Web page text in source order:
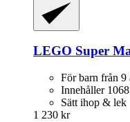
LEGO Super
För barn från 9
Innehåller
Sätt ihop & lek
1 230 kr